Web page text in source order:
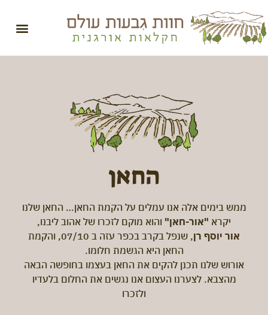
החאן
ממש בימים אלה אנו עמלים על הקמת החאן… החאן שלנו
יקרא "אור-חאן" והוא מוקם לזכרו של אהוב ליבנו,
אור יוסף רן
, שנפל בקרב בכפר עזה ב 07/10, והקמת
החאן היא הגשמת חלומו.
אורוש שלנו תכנן להקים את החאן בעצמו בחופשה הבאה
מהצבא. לצערנו העצום אנו נגשים את החלום בלעדיו
ולזכרו